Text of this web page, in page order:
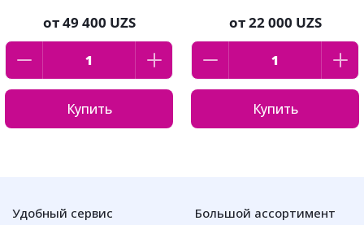
от49 400 UZS
Купить
от22 000 UZS
Купить
Удобный сервис Большой ассортимент